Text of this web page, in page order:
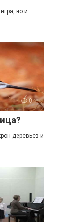
но и
0
деревьев и